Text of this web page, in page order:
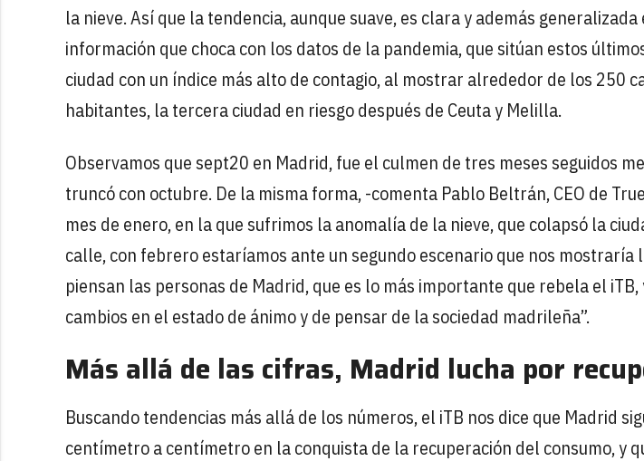
la nieve. Así que la tendencia, aunque suave, es clara y además
información que choca con los datos de la pandemia, que sitúan estos
ciudad con un índice más alto de contagio, al mostrar alrededor de los 250
habitantes, la tercera ciudad en riesgo después de Ceuta y Melilla.
Observamos que sept20 en Madrid, fue el culmen de tres meses seguidos
truncó con octubre. De la misma forma, -comenta Pablo Beltrán, CEO de
mes de enero, en la que sufrimos la anomalía de la nieve, que colapsó la
calle, con febrero estaríamos ante un segundo escenario que nos mostraría
piensan las personas de Madrid, que es lo más importante que rebela el
cambios en el estado de ánimo y de pensar de la sociedad madrileña”.
Más allá de las cifras, Madrid lucha por
Buscando tendencias más allá de los números, el iTB nos dice que Madrid
centímetro a centímetro en la conquista de la recuperación del consumo, y